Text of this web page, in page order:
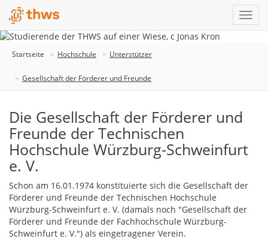
Startseite Hochschule Unterstützer
Gesellschaft der Förderer und Freunde
Die Gesellschaft der Förderer und
Freunde der Technischen
Hochschule Würzburg-Schweinfurt
e. V.
Schon am 16.01.1974 konstituierte sich die Gesellschaft der
Förderer und Freunde der Technischen Hochschule
Würzburg-Schweinfurt e. V. (damals noch "Gesellschaft der
Förderer und Freunde der Fachhochschule Würzburg-
Schweinfurt e. V.") als eingetragener Verein.